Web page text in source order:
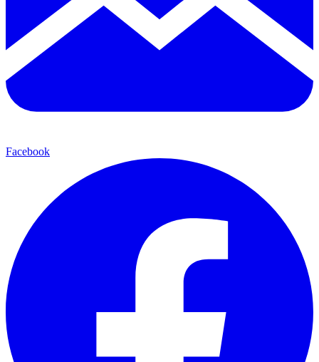
Facebook